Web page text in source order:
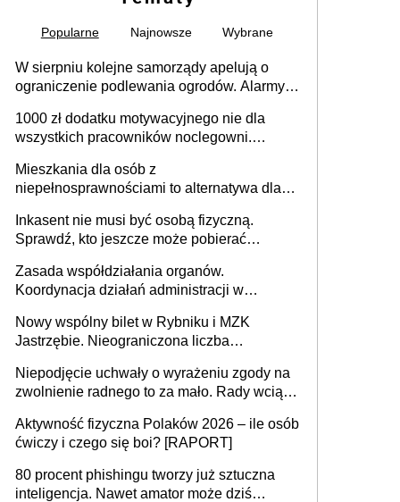
Popularne Najnowsze Wybrane
W sierpniu kolejne samorządy apelują o
ograniczenie podlewania ogrodów. Alarmy w
może objąć cały kraj
1000 zł dodatku motywacyjnego nie dla
wszystkich pracowników noclegowni.
Mieszkania dla osób z
niepełnosprawnościami to alternatywa dla
samodzielnie lub z rodziną
Inkasent nie musi być osobą fizyczną.
Sprawdź, kto jeszcze może pobierać
Zasada współdziałania organów.
Koordynacja działań administracji w
Nowy wspólny bilet w Rybniku i MZK
Jastrzębie. Nieograniczona liczba
Niepodjęcie uchwały o wyrażeniu zgody na
zwolnienie radnego to za mało. Rady wciąż
rozstrzygać sprawy
Aktywność fizyczna Polaków 2026 – ile osób
ćwiczy i czego się boi? [RAPORT]
80 procent phishingu tworzy już sztuczna
inteligencja. Nawet amator może dziś